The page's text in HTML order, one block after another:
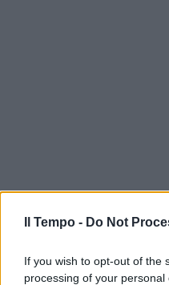
Il Tempo - Do Not
If you wish to opt-out of the
processing of your